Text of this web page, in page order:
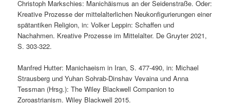
Christoph Markschies: Manichäismus an der Seidenstraße. Oder:
Kreative Prozesse der mittelalterlichen Neukonfigurierungen einer
spätantiken Religion, in: Volker Leppin: Schaffen und
Nachahmen. Kreative Prozesse im Mittelalter. De Gruyter 2021,
S. 303-322.
Manfred Hutter: Manichaeism in Iran, S. 477-490, in: Michael
Strausberg und Yuhan Sohrab-Dinshav Vevaina und Anna
Tessman (Hrsg.): The Wiley Blackwell Companion to
Zoroastrianism. Wiley Blackwell 2015.